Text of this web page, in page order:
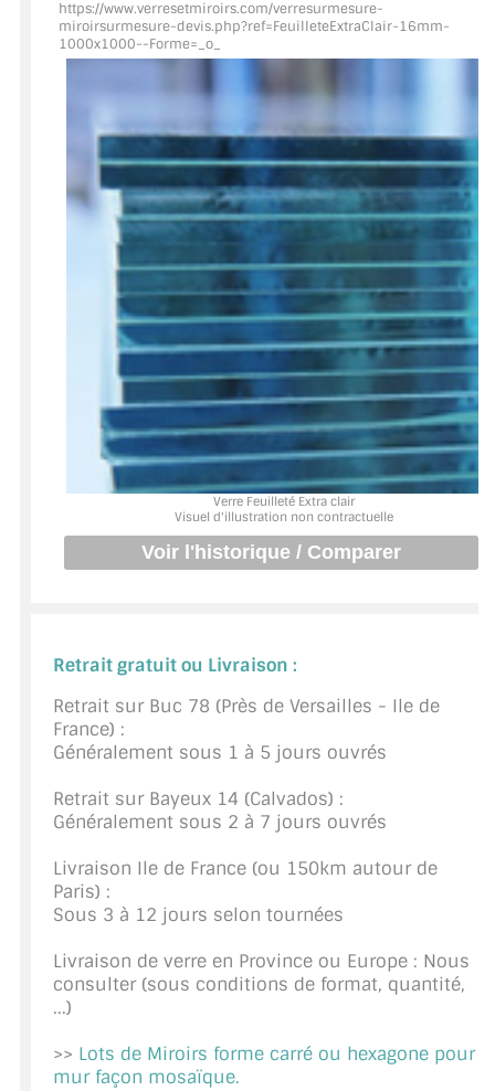
ACCESSOIRES & QUINCAILLERIE
CATALOGUE DE PROFILS ET FIXATION DU
LES FIXATIONS POUR MIROIR
LES PROFILS PAROI DE VERRE
VITRINE EN VERRE
CONNECTEURS ET ASSEMBLAGE DE VERRES
LES CHARNIÈRES DE PORTE EN VERRE
BOUTONS ET POIGNÉES
BARRES DE STABILISATION
JOINTS D'ÉTANCHÉITÉS
SYSTÈMES PIVOTANTS
SYSTÈMES COULISSANTS
LE CATALOGUE ACCESSOIRES
ACCESSOIRES EN PROMOTIONS
EXEMPLES, RÉALISATIONS, INSPIRATIONS
NUANCIER RAL
COMMENT COUPER DU VERRE ?
CONSEILS / AIDE
A PROPOS DE LA LIVRAISON
https://www.verresetmiroirs.com/verresurmesure-
miroirsurmesure-devis.php?ref=FeuilleteExtraClair-16mm-
1000x1000--Forme=_o_
Verre Feuilleté Extra clair
Visuel d'illustration non contractuelle
Retrait gratuit ou Livraison :
Retrait sur Buc 78 (Près de Versailles - Ile de
France) :
Généralement sous 1 à 5 jours ouvrés
Retrait sur Bayeux 14 (Calvados) :
Généralement sous 2 à 7 jours ouvrés
Livraison Ile de France (ou 150km autour de
Paris) :
Sous 3 à 12 jours selon tournées
Livraison de verre en Province ou Europe : Nous
consulter (sous conditions de format, quantité,
...)
>> Lots de Miroirs forme carré ou hexagone pour
mur façon mosaïque.